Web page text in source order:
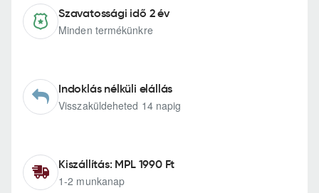
Szavatossági idő 2 év
Minden termékünkre
Indoklás nélküli elállás
Visszaküldeheted 14 napig
Kiszállítás: MPL 1990 Ft
1-2 munkanap